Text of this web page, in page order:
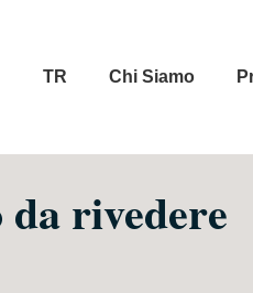
Menu
TR Chi Siamo
rivedere